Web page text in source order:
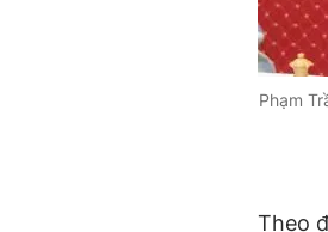
Phạm
Theo